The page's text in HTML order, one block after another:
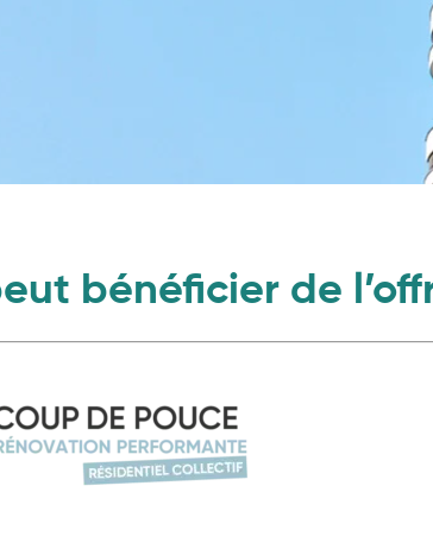
bénéficier de